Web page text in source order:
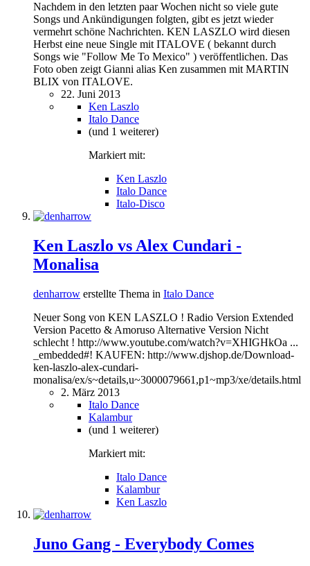
Nachdem in den letzten paar Wochen nicht so viele gute
Songs und Ankündigungen folgten, gibt es jetzt wieder
vermehrt schöne Nachrichten. KEN LASZLO wird diesen
Herbst eine neue Single mit ITALOVE ( bekannt durch
Songs wie "Follow Me To Mexico" ) veröffentlichen. Das
Foto oben zeigt Gianni alias Ken zusammen mit MARTIN
BLIX von ITALOVE.
22. Juni 2013
Ken Laszlo
Italo Dance
(und 1 weiterer)
Markiert mit:
Ken Laszlo
Italo Dance
Italo-Disco
Ken Laszlo vs Alex Cundari -
Monalisa
denharrow erstellte Thema in Italo Dance
Neuer Song von KEN LASZLO ! Radio Version Extended
Version Pacetto & Amoruso Alternative Version Nicht
schlecht ! http://www.youtube.com/watch?v=XHIGHkOa ...
_embedded#! KAUFEN: http://www.djshop.de/Download-
ken-laszlo-alex-cundari-
monalisa/ex/s~details,u~3000079661,p1~mp3/xe/details.html
2. März 2013
Italo Dance
Kalambur
(und 1 weiterer)
Markiert mit:
Italo Dance
Kalambur
Ken Laszlo
Juno Gang - Everybody Comes